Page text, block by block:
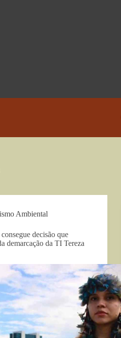
Ambiental
decisão que
demarcação da TI Tereza